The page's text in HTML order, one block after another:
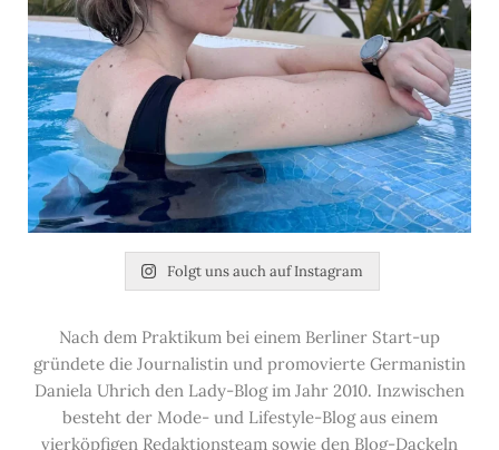
Folgt uns auch auf Instagram
Nach dem Praktikum bei einem Berliner Start-up
gründete die Journalistin und promovierte Germanistin
Daniela Uhrich den Lady-Blog im Jahr 2010. Inzwischen
besteht der Mode- und Lifestyle-Blog aus einem
vierköpfigen Redaktionsteam sowie den Blog-Dackeln